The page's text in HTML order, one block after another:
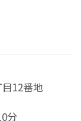
12番地
分